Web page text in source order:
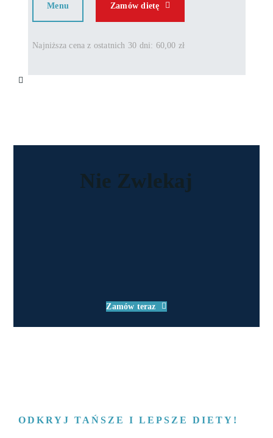
Menu Zamów dietę
Najniższa cena z ostatnich 30 dni: 60,00 zł
Nie Zwlekaj
Zamów teraz
ODKRYJ TAŃSZE I LEPSZE DIETY!